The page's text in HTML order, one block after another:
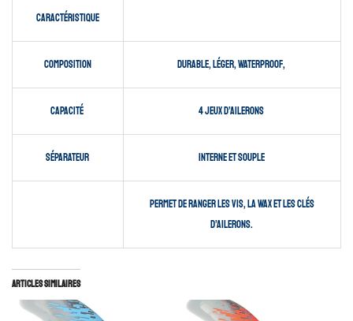
Caractéristique
Composition durable, léger, waterproof,
Capacité 4 jeux d’ailerons
Séparateur interne et souple
permet de ranger les vis, la wax et les clés
d’ailerons.
Articles similaires